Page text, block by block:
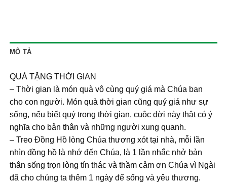
MÔ TẢ
QUÀ TẶNG THỜI GIAN
– Thời gian là món quà vô cùng quý giá mà Chúa ban
cho con người. Món quà thời gian cũng quý giá như sự
sống, nếu biết quý trọng thời gian, cuộc đời này thật có ý
nghĩa cho bản thân và những người xung quanh.
– Treo Đồng Hồ lòng Chúa thương xót tại nhà, mỗi lần
nhìn đồng hồ là nhớ đến Chúa, là 1 lần nhắc nhở bản
thân sống trọn lòng tín thác và thầm cảm ơn Chúa vì Ngài
đã cho chúng ta thêm 1 ngày để sống và yêu thương.